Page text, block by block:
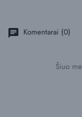
chat Komentarai (0)
Šiuo